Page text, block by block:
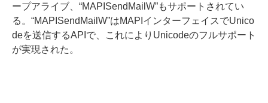
ープアライブ、“MAPISendMailW”もサポートされてい
る。“MAPISendMailW”はMAPIインターフェイスでUnico
deを送信するAPIで、これによりUnicodeのフルサポート
が実現された。